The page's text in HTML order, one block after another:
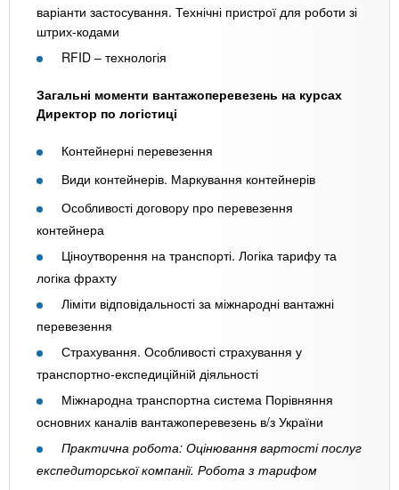
варіанти застосування. Технічні пристрої для роботи зі
штрих-кодами
RFID – технологія
Загальні моменти вантажоперевезень на курсах
Директор по логістиці
Контейнерні перевезення
Види контейнерів. Маркування контейнерів
Особливості договору про перевезення
контейнера
Ціноутворення на транспорті. Логіка тарифу та
логіка фрахту
Ліміти відповідальності за міжнародні вантажні
перевезення
Страхування. Особливості страхування у
транспортно-експедиційній діяльності
Міжнародна транспортна система Порівняння
основних каналів вантажоперевезень в/з України
Практична робота: Оцінювання вартості послуг
експедиторської компанії. Робота з тарифом